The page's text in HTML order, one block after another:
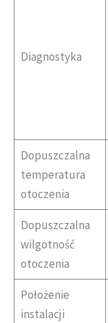
Diagnostyka
Dopuszczalna
temperatura
otoczenia
Dopuszczalna
wilgotność
otoczenia
Położenie
instalacji